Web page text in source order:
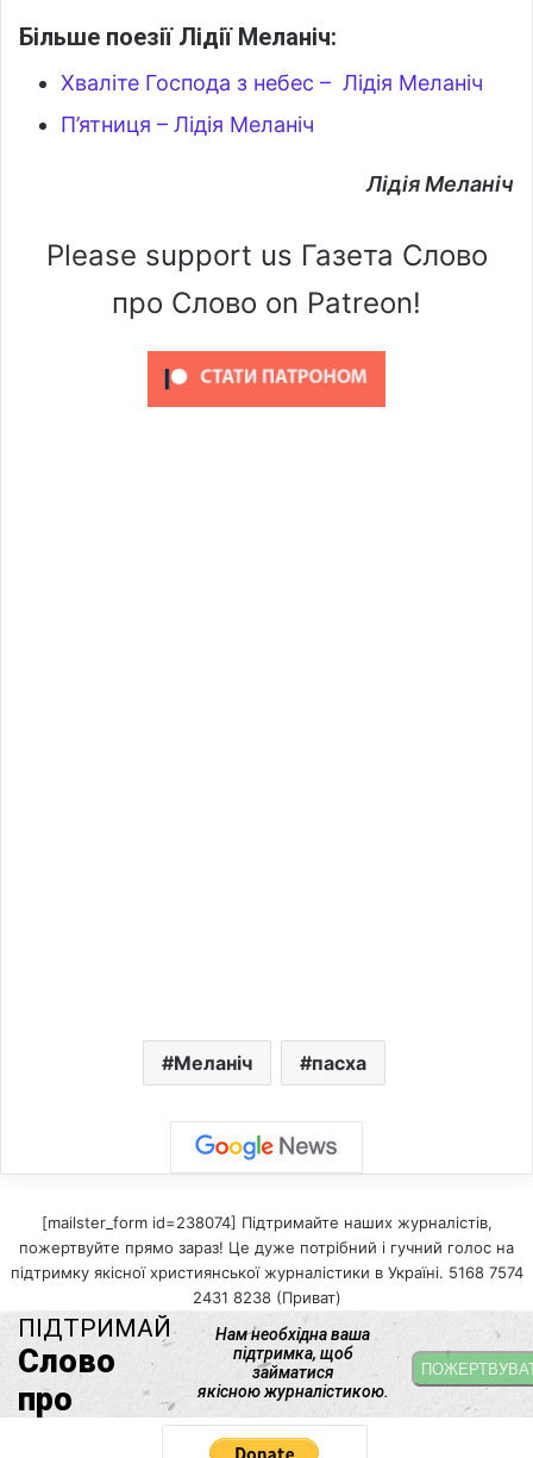
Більше поезії Лідії Меланіч:
Хваліте Господа з небес – Лідія Меланіч
П’ятниця – Лідія Меланіч
Лідія Меланіч
Please support us Газета Слово
про Слово on Patreon!
Меланіч пасха
[mailster_form id=238074] Підтримайте наших журналістів,
пожертвуйте прямо зараз! Це дуже потрібний і гучний голос на
підтримку якісної християнської журналістики в Україні. 5168 7574
2431 8238 (Приват)